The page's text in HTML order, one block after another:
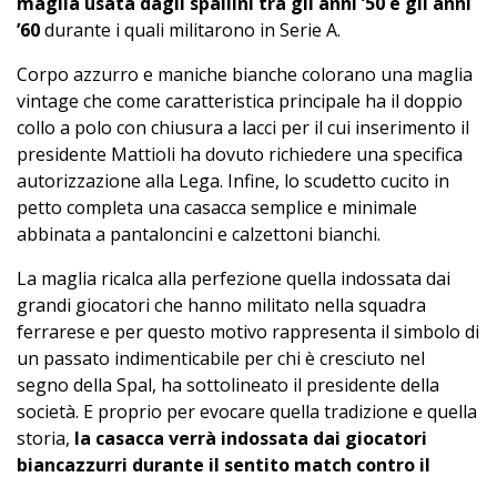
’60durante i quali militarono in Serie A.
Corpo azzurro e maniche bianche colorano una maglia
vintage che come caratteristica principale ha il doppio
collo a polo con chiusura a lacci per il cui inserimento il
presidente Mattioli ha dovuto richiedere una specifica
autorizzazione alla Lega. Infine, lo scudetto cucito in
petto completa una casacca semplice e minimale
abbinata a pantaloncini e calzettoni bianchi.
La maglia ricalca alla perfezione quella indossata dai
grandi giocatori che hanno militato nella squadra
ferrarese e per questo motivo rappresenta il simbolo di
un passato indimenticabile per chi è cresciuto nel
segno della Spal, ha sottolineato il presidente della
società. E proprio per evocare quella tradizione e quella
storia, la casacca verrà indossata dai giocatori
biancazzurri durante il sentito match contro il